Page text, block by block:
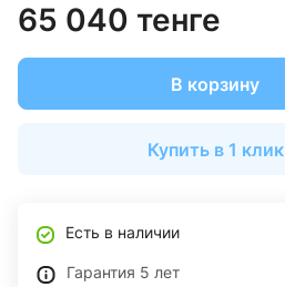
65 040 тенге
В корзину
Купить в 1 клик
Есть в наличии
Гарантия 5 лет